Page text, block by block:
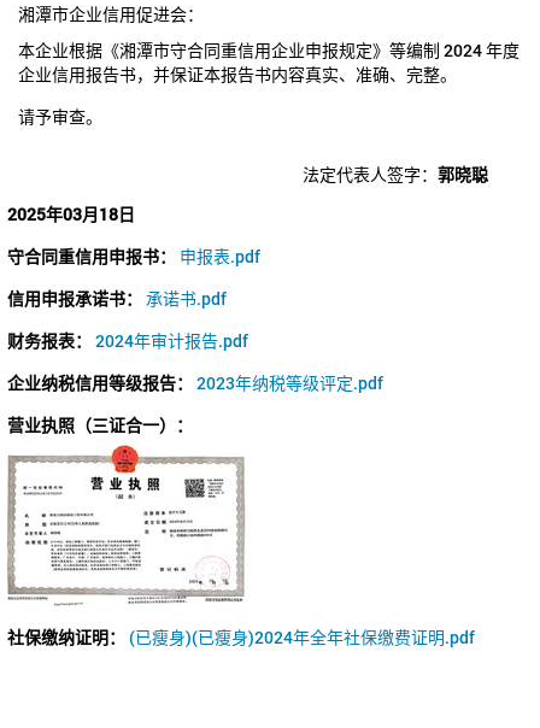
湘潭市企业信用促进会：
本企业根据《湘潭市守合同重信用企业申报规定》等编制 2024年度
企业信用报告书，并保证本报告书内容真实、准确、完整。
请予审查。
法定代表人签字： 郭晓聪
2025年03月18日
守合同重信用申报书：
申报表.pdf
信用申报承诺书：
承诺书.pdf
财务报表：
2024年审计报告.pdf
企业纳税信用等级报告：
2023年纳税等级评定.pdf
营业执照（三证合一）：
社保缴纳证明： (已瘦身)(已瘦身)2024年全年社保缴费证明.pdf